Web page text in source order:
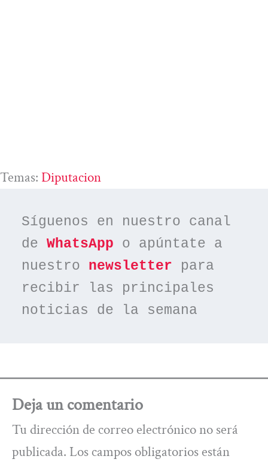
Temas: Diputacion
Síguenos en nuestro canal
de WhatsApp o apúntate a
nuestro newsletter para
recibir las principales
noticias de la semana
Deja un comentario
Tu dirección de correo electrónico no será
publicada. Los campos obligatorios están